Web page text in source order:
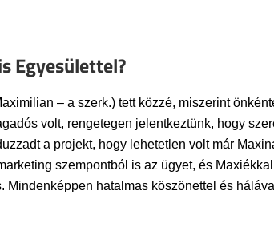
Egyesülettel?
– a szerk.) tett közzé, miszerint
volt, rengetegen jelentkeztünk, hogy
a projekt, hogy lehetetlen volt már
szempontból is az ügyet, és
hatalmas köszönettel és